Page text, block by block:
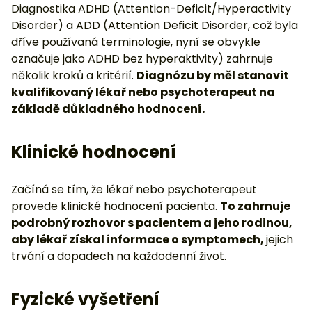
Diagnostika ADHD (Attention-Deficit/Hyperactivity
Disorder) a ADD (Attention Deficit Disorder, což byla
dříve používaná terminologie, nyní se obvykle
označuje jako ADHD bez hyperaktivity) zahrnuje
několik kroků a kritérií. Diagnózu by měl stanovit
kvalifikovaný lékař nebo psychoterapeut na
základě důkladného hodnocení.
Klinické hodnocení
Začíná se tím, že lékař nebo psychoterapeut
provede klinické hodnocení pacienta. To zahrnuje
podrobný rozhovor s pacientem a jeho rodinou,
aby lékař získal informace o symptomech,jejich
trvání a dopadech na každodenní život.
Fyzické vyšetření